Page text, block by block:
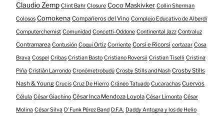
Claudio Zemp Clint Bahr Closure Coco Maskivker Collin Sherman
Colosos Comokena Compañeros del Vino Complejo Educativo de Alberdi
Computerchemist Comunidad Concetti-Oddone Continental Jazz Contraluz
Contramarea Contusión Coqui Ortiz Corriente Corsi e Ricorsi cortazar Cosa
Brava Cospel Cribas Cristian Basto Cristiano Roversii Cristian Tiselli Cristina
Piña Cristián Larrondo Cronómetrobudú Crosby Stills and Nash Crosby Stills
Nash & Young Crucis Cruz De Hierro Cráneo Tatuado Cucarachas Cuervos
Célula César Giachino César Inca Mendoza Loyola César Limonta César
Molina César Silva D'Funk Pérez Band D.F.A. Daddy Antogna y los de Helio